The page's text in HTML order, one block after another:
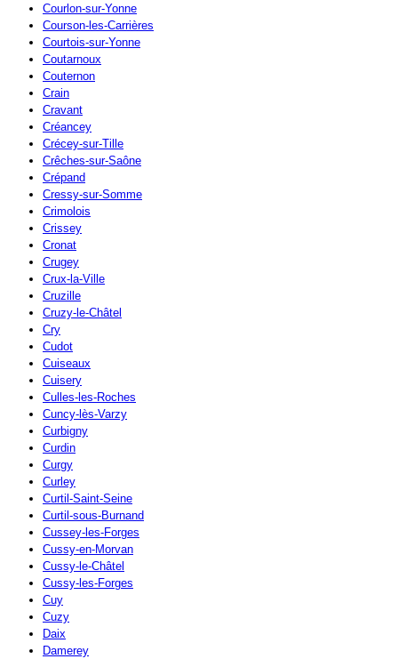
Courlon-sur-Yonne
Courson-les-Carrières
Courtois-sur-Yonne
Coutarnoux
Couternon
Crain
Cravant
Créancey
Crécey-sur-Tille
Crêches-sur-Saône
Crépand
Cressy-sur-Somme
Crimolois
Crissey
Cronat
Crugey
Crux-la-Ville
Cruzille
Cruzy-le-Châtel
Cry
Cudot
Cuiseaux
Cuisery
Culles-les-Roches
Cuncy-lès-Varzy
Curbigny
Curdin
Curgy
Curley
Curtil-Saint-Seine
Curtil-sous-Burnand
Cussey-les-Forges
Cussy-en-Morvan
Cussy-le-Châtel
Cussy-les-Forges
Cuy
Cuzy
Daix
Damerey